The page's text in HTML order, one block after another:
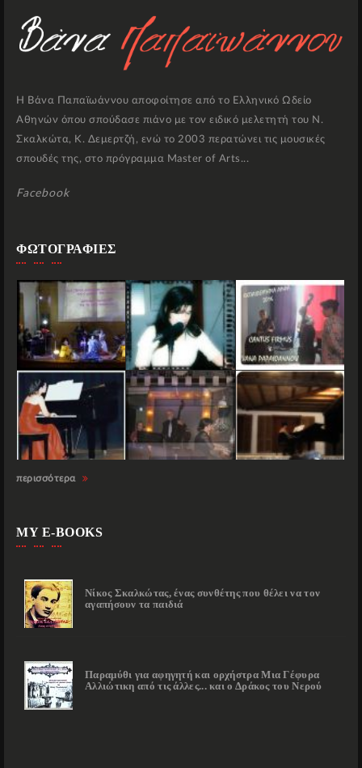
Η Βάνα Παπαϊωάννου αποφοίτησε από το Ελληνικό Ωδείο
Αθηνών όπου σπούδασε πιάνο με τον ειδικό μελετητή του Ν.
Σκαλκώτα, Κ. Δεμερτζή, ενώ το 2003 περατώνει τις μουσικές
σπουδές της, στο πρόγραμμα Master of Arts...
Facebook
ΦΩΤΟΓΡΑΦΙΕΣ
περισσότερα
MY E-BOOKS
Νίκος Σκαλκώτας, ένας συνθέτης που θέλει να τον
αγαπήσουν τα παιδιά
Παραμύθι για αφηγητή και ορχήστρα Μια Γέφυρα
Αλλιώτικη από τις άλλες... και ο Δράκος του Νερού